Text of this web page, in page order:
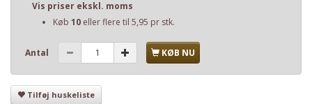
Vis priser ekskl. moms
Køb 10 eller flere til 5,95 pr stk.
Antal KØB NU
Tilføj huskeliste